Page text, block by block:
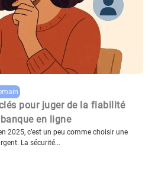
pour juger de la fiabilité
banque en ligne
2025, c’est un peu comme choisir une
La sécurité...